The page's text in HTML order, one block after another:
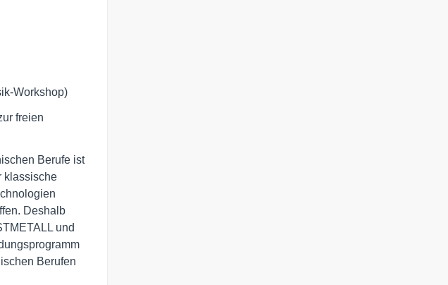
Workshop)
freien
Berufe ist
klassische
Deshalb
und
Berufen